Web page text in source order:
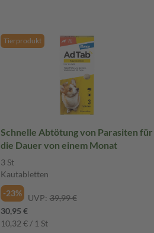
Tierprodukt
Schnelle Abtötung von Parasiten für
die Dauer von einem Monat
3 St
Kautabletten
-23%
UVP: 39,99 €
30,95 €
10,32 € / 1 St